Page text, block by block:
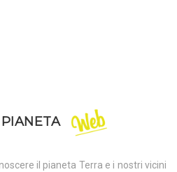
il pianeta Terra e i nostri vicini